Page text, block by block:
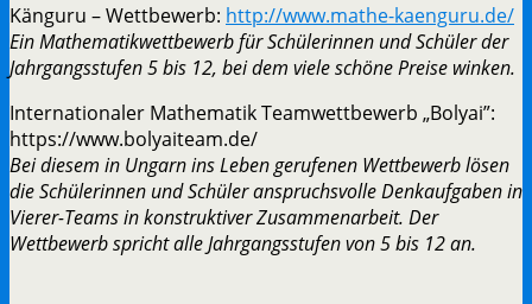
Känguru – Wettbewerb: http://www.mathe-kaenguru.de/
Ein Mathematikwettbewerb für Schülerinnen und Schüler der
Jahrgangsstufen 5 bis 12, bei dem viele schöne Preise winken.
Internationaler Mathematik Teamwettbewerb „Bolyai”:
https://www.bolyaiteam.de/
Bei diesem in Ungarn ins Leben gerufenen Wettbewerb lösen
die Schülerinnen und Schüler anspruchsvolle Denkaufgaben in
Vierer-Teams in konstruktiver Zusammenarbeit. Der
Wettbewerb spricht alle Jahrgangsstufen von 5 bis 12 an.